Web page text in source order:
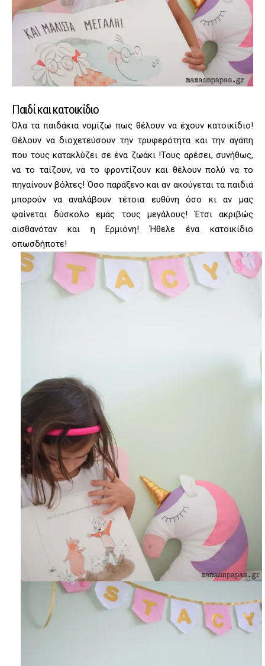
Παιδί και κατοικίδιο
Όλα τα παιδάκια νομίζω πως θέλουν να έχουν κατοικίδιο!
Θέλουν να διοχετεύσουν την τρυφερότητα και την αγάπη
που τους κατακλύζει σε ένα ζωάκι !Τους αρέσει, συνήθως,
να το ταίζουν, να το φροντίζουν και θέλουν πολύ να το
πηγαίνουν βόλτες! Όσο παράξενο και αν ακούγεται τα παιδιά
μπορούν να αναλάβουν τέτοια ευθύνη όσο κι αν μας
φαίνεται δύσκολο εμάς τους μεγάλους! Έτσι ακριβώς
αισθανόταν και η Ερμιόνη! Ήθελε ένα κατοικίδιο
οπωσδήποτε!